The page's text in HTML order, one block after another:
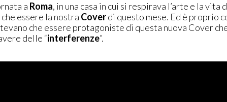
a Roma, in una casa in cui si respirava l’arte e la
essere la nostra Coverdi questo mese. Ed è proprio
che essere protagoniste di questa nuova Cover
delle “interferenze”.